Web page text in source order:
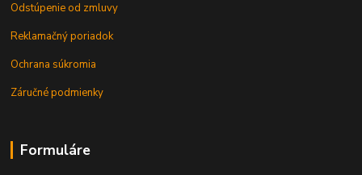
Odstúpenie od zmluvy
Reklamačný poriadok
Ochrana súkromia
Záručné podmienky
Formuláre